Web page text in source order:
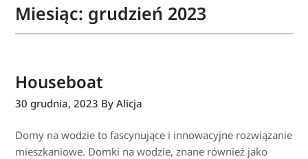
Miesiąc: grudzień 2023
Houseboat
30 grudnia, 2023 By Alicja
Domy na wodzie to fascynujące i innowacyjne rozwiązanie
mieszkaniowe. Domki na wodzie, znane również jako